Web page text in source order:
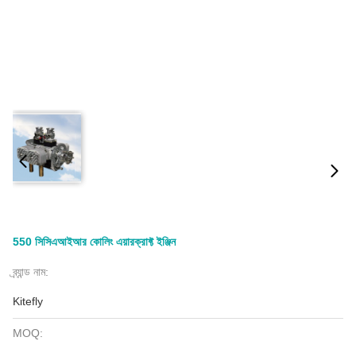
550 সিসিএআইআর কোলিং এয়ারক্রাফ্ট ইঞ্জিন
ব্র্যান্ড নাম:
Kitefly
MOQ: